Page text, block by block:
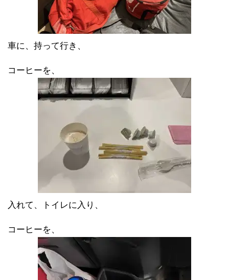
車に、持って行き、
コーヒーを、
入れて、トイレに入り、
コーヒーを、